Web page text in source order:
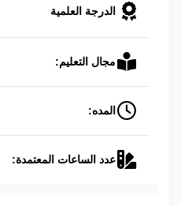
الدرجة العلمية
مجال التعليم:
المده:
عدد الساعات المعتمدة: